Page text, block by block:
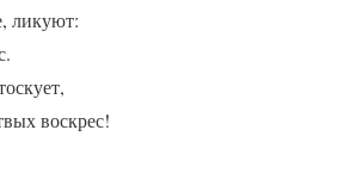
ликуют:
воскрес!